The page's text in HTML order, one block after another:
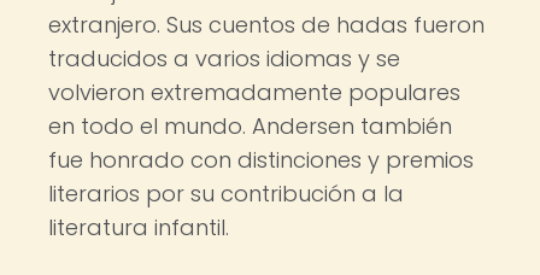
extranjero. Sus cuentos de hadas fueron
traducidos a varios idiomas y se
volvieron extremadamente populares
en todo el mundo. Andersen también
fue honrado con distinciones y premios
literarios por su contribución a la
literatura infantil.